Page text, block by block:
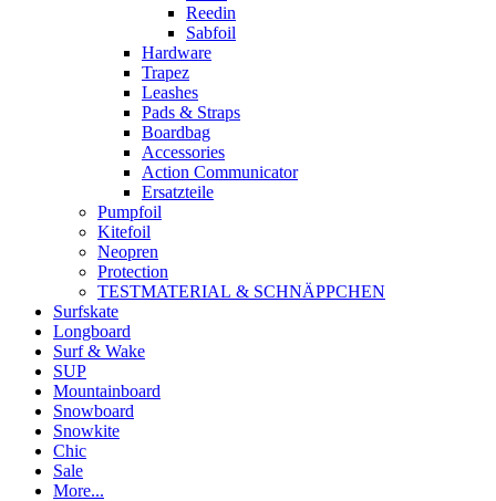
Reedin
Sabfoil
Hardware
Trapez
Leashes
Pads & Straps
Boardbag
Accessories
Action Communicator
Ersatzteile
Pumpfoil
Kitefoil
Neopren
Protection
TESTMATERIAL & SCHNÄPPCHEN
Surfskate
Longboard
Surf & Wake
SUP
Mountainboard
Snowboard
Snowkite
Chic
Sale
More...